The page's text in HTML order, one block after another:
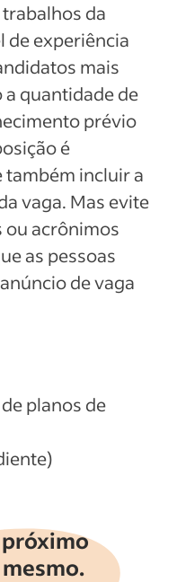
da
de experiência
mais
quantidade de
prévio
é
também incluir a
vaga. Mas evite
ou acrônimos
as pessoas
de vaga
planos de